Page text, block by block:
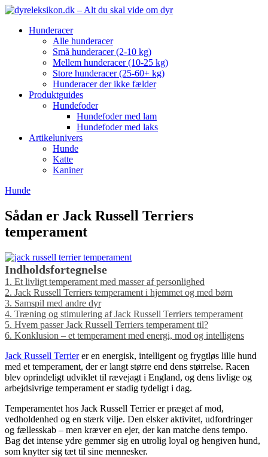
Hunderacer
Alle hunderacer
Små hunderacer (2-10 kg)
Mellem hunderacer (10-25 kg)
Store hunderacer (25-60+ kg)
Hunderacer der ikke fælder
Produktguides
Hundefoder
Hundefoder med lam
Hundefoder med laks
Artikelunivers
Hunde
Katte
Kaniner
Hunde
Sådan er Jack Russell Terriers
temperament
Indholdsfortegnelse
1. Et livligt temperament med masser af personlighed
2. Jack Russell Terriers temperament i hjemmet og med børn
3. Samspil med andre dyr
4. Træning og stimulering af Jack Russell Terriers temperament
5. Hvem passer Jack Russell Terriers temperament til?
6. Konklusion – et temperament med energi, mod og intelligens
Jack Russell Terrierer en energisk, intelligent og frygtløs lille hund
med et temperament, der er langt større end dens størrelse. Racen
blev oprindeligt udviklet til rævejagt i England, og dens livlige og
arbejdsivrige temperament er stadig tydeligt i dag.
Temperamentet hos Jack Russell Terrier er præget af mod,
vedholdenhed og en stærk vilje. Den elsker aktivitet, udfordringer
og fællesskab – men kræver en ejer, der kan matche dens tempo.
Bag det intense ydre gemmer sig en utrolig loyal og hengiven hund,
som knytter sig tæt til sine mennesker.